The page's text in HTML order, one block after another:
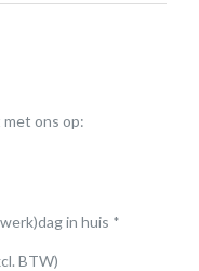
ons op:
in huis *
BTW)